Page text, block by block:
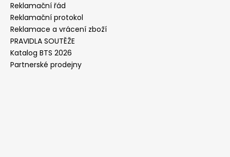
Reklamační řád
Reklamační protokol
Reklamace a vrácení zboží
PRAVIDLA SOUTĚŽE
Katalog BTS 2026
Partnerské prodejny